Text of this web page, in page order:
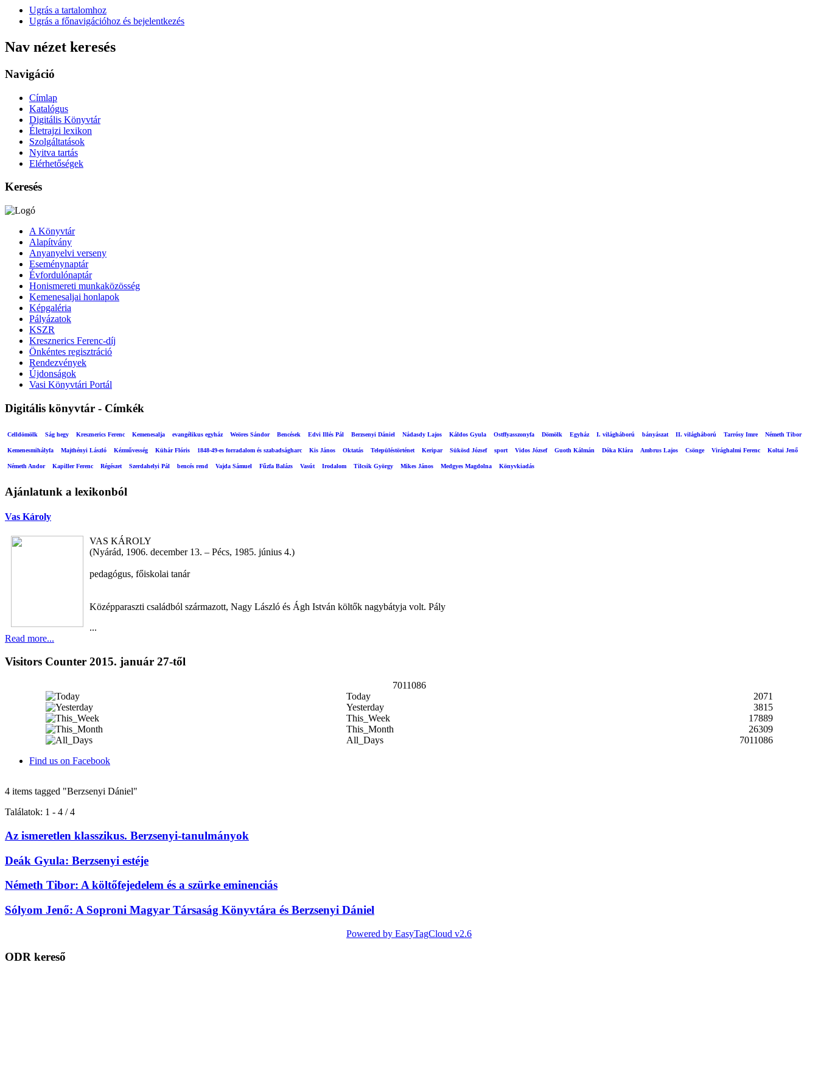
Ugrás a tartalomhoz
Ugrás a főnavigációhoz és bejelentkezés
Nav nézet keresés
Navigáció
Címlap
Katalógus
Digitális Könyvtár
Életrajzi lexikon
Szolgáltatások
Nyitva tartás
Elérhetőségek
Keresés
A Könyvtár
Alapítvány
Anyanyelvi verseny
Eseménynaptár
Évfordulónaptár
Honismereti munkaközösség
Kemenesaljai honlapok
Képgaléria
Pályázatok
KSZR
Kresznerics Ferenc-díj
Önkéntes regisztráció
Rendezvények
Újdonságok
Vasi Könyvtári Portál
Digitális könyvtár - Címkék
Celldömölk Ság hegy Kresznerics Ferenc Kemenesalja evangélikus egyház Weöres Sándor Bencések Edvi Illés Pál Berzsenyi Dániel Nádasdy Lajos Káldos Gyula Ostffyasszonyfa Dömölk Egyház I. világháború bányászat II. világháború Tarrósy Imre Németh Tibor
Kemenesmihályfa Majthényi László Kézművesség Kühár Flóris 1848-49-es forradalom és szabadságharc Kis János Oktatás Településtörténet Keripar Sükösd József sport Vidos József Guoth Kálmán Dóka Klára Ambrus Lajos Csönge Virághalmi Ferenc Koltai Jenő
Németh Andor Kapiller Ferenc Régészet Szerdahelyi Pál bencés rend Vajda Sámuel Fűzfa Balázs Vasút Irodalom Tilcsik György Mikes János Medgyes Magdolna Könyvkiadás
Ajánlatunk a lexikonból
Vas Károly
VAS KÁROLY
(Nyárád, 1906. december 13. – Pécs, 1985. június 4.)
pedagógus, főiskolai tanár
Középparaszti családból származott, Nagy László és Ágh István költők nagybátyja volt. Pály
...
Read more...
Visitors Counter 2015. január 27-től
7011086
Today
2071
Yesterday
3815
This_Week
17889
This_Month
26309
All_Days
7011086
Find us on Facebook
4 items tagged "Berzsenyi Dániel"
Találatok: 1 - 4 / 4
Az ismeretlen klasszikus. Berzsenyi-tanulmányok
Deák Gyula: Berzsenyi estéje
Németh Tibor: A költőfejedelem és a szürke eminenciás
Sólyom Jenő: A Soproni Magyar Társaság Könyvtára és Berzsenyi Dániel
Powered by EasyTagCloud v2.6
ODR kereső